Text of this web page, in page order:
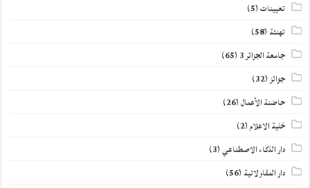
تعيينات(5)
تهنئة (58)
جامعة الجزائر 3 (65)
جوائز(32)
حاضنة الأعمال(26)
خلية الاعلام(2)
دار الذكاء الاصطناعي(3)
دار المقاولاتية (56)